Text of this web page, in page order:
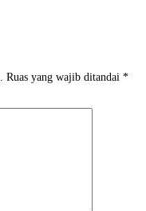
Ruas yang wajib ditandai *